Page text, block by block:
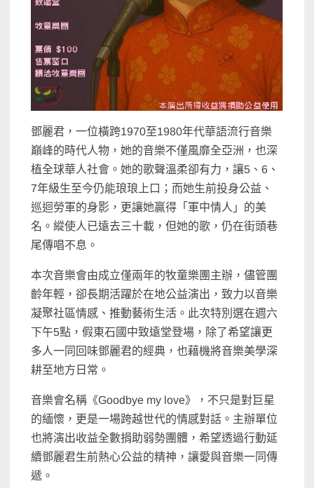
鄧麗君，一位橫跨1970至1980年代華語流行音樂
巔峰的時代人物，她的音樂不僅風靡全亞洲，也深
植全球華人社會。她的歌聲溫柔卻有力，讓5、6、
7年級生至今仍能琅琅上口；而她生前投身公益、
巡迴勞軍的身影，更讓她贏得「軍中情人」的美
名。縱使人已遠去三十載，但她的歌，仍在街頭巷
尾傳唱不息。
本次音樂會由成立僅兩年的牧童樂團主辦，儘管團
齡年輕，卻長期活躍於在地公益演出，致力以音樂
凝聚社區情感、推動藝術生活。此次特別選在週六
下午5點，假東石國中致遠堂登場，除了希望讓更
多人一同回味鄧麗君的經典，也藉機將音樂美學深
耕至地方日常。
音樂會名稱《Goodbye my love》，不只是對巨星
的緬懷，更是一場跨越世代的情感對話。主辦單位
也將演出收益全數捐助弱勢團體，希望透過行動延
續鄧麗君生前熱心公益的精神，讓愛與音樂一同傳
遞。